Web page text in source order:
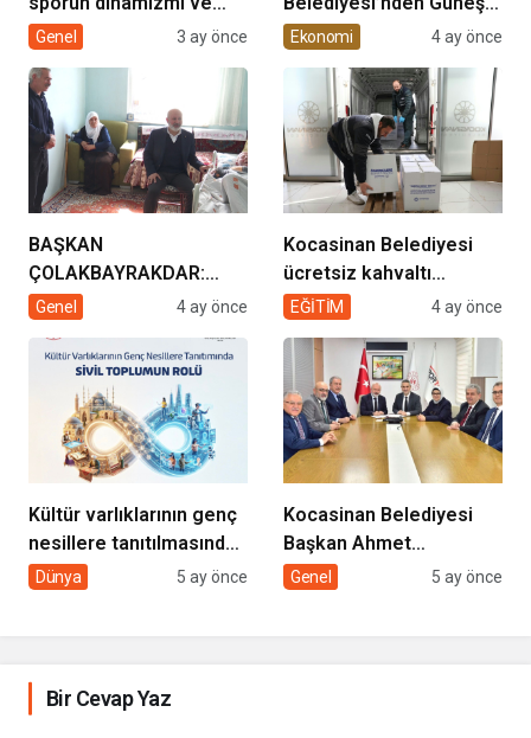
müziğin coşkusu
geliyor!
Genel 3 ay önce
Enerjisi Hamlesi
Ekonomi 4 ay önce
BAŞKAN
ÇOLAKBAYRAKDAR:
“EVDE SAĞLIK
GÖNÜLLERE
DOKUNUYORUZ”
Genel 4 ay önce
Kocasinan Belediyesi
ücretsiz kahvaltı
desteği projesi
EĞİTİM 4 ay önce
Kültür varlıklarının genç
nesillere tanıtılmasında
sivil toplumun rolü
Dünya 5 ay önce
Kocasinan Belediyesi
Başkan Ahmet
Çolakbayrakdar ile
Genel 5 ay önce
Bir Cevap Yaz